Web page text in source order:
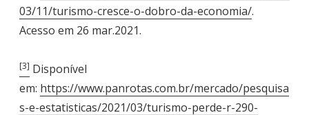
03/11/turismo-cresce-o-dobro-da-economia/.
Acesso em 26 mar.2021.
[3] Disponível
em: https://www.panrotas.com.br/mercado/pesquisa
s-e-estatisticas/2021/03/turismo-perde-r-290-